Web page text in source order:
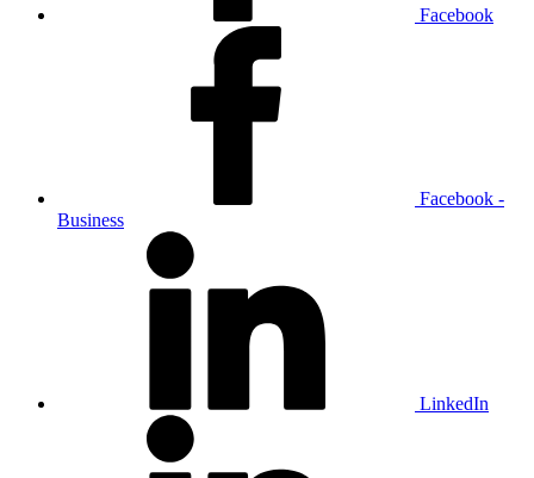
Facebook
Facebook -
Business
LinkedIn